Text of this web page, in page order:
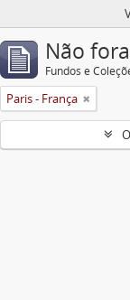
Não
Fundos e
Paris - França